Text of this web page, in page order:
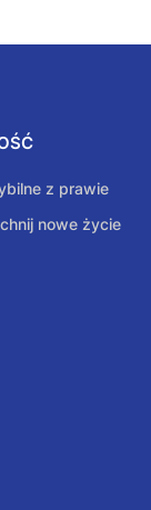
z prawie
nowe życie